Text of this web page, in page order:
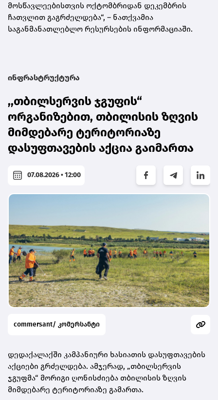
მოსწავლეებისთვის ოქტომბრიდან დეკემბრის
ჩათვლით გაგრძელდება“, – ნათქვამია
საგანმანათლებლო რესურსების ინფორმაციაში.
ინფრასტრუქტურა
,,თბილსერვის ჯგუფის“
ორგანიზებით, თბილისის ზღვის
მიმდებარე ტერიტორიაზე
დასუფთავების აქცია გაიმართა
07.08.2026 • 12:00
commersant/ კომერსანტი
დედაქალაქში კამპანიური ხასიათის დასუფთავების
აქციები გრძელდება. ამჯერად, „თბილსერვის
ჯგუფმა“ მორიგი ღონისძიება თბილისის ზღვის
მიმდებარე ტერიტორიაზე გამართა.